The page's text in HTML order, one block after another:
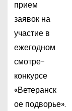
прием
заявок на
участие в
ежегодном
смотре-
конкурсе
«Ветеранск
ое подворье».